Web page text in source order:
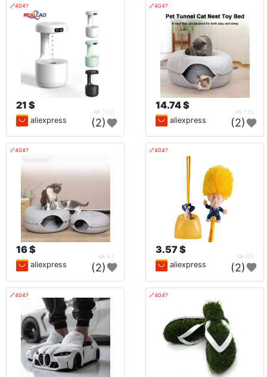
🔗404?
21 $
200
aliexpress (2)
🔗404?
14.74 $
115
aliexpress (2)
🔗404?
16 $
67
aliexpress (2)
🔗404?
3.57 $
68
aliexpress (2)
🔗404? 🔗404?